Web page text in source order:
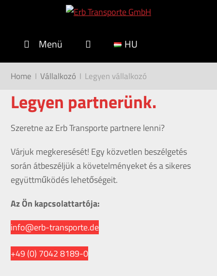
Menü HU
Home I Vállalkozó I Legyen vállalkozó
Legyen partnerünk.
Szeretne az Erb Transporte partnere lenni?
Várjuk megkeresését! Egy közvetlen beszélgetés
során átbeszéljük a követelményeket és a sikeres
együttműködés lehetőségeit.
Az Ön kapcsolattartója:
info@erb-transporte.de
+49 (0) 7042 8189-0